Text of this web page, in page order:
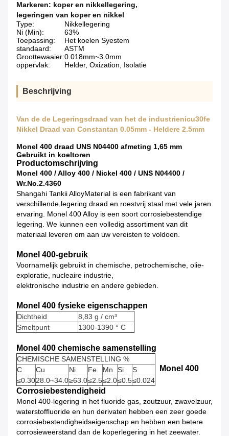
Markeren: koper en nikkellegering,
legeringen van koper en nikkel
Type:
Nikkellegering
Ni (Min):
63%
Toepassing:
Het koelen Syestem
standaard:
ASTM
Groottewaaier:0.018mm~3.0mm
oppervlak:
Helder, Oxization, Isolatie
Beschrijving
Van de de Legeringsdraad van het de industrienicu30fe
Nikkel Draad van Constantan 0.05mm - Heldere 2.5mm
Monel 400 draad UNS N04400 afmeting 1,65 mm
Gebruikt in koeltoren
Productomschrijving
Monel 400 / Alloy 400 / Nickel 400 / UNS N04400 /
Wr.No.2.4360
Shangahi Tankii AlloyMaterial is een fabrikant van
verschillende legering draad en roestvrij staal met vele jaren
ervaring. Monel 400 Alloy is een soort corrosiebestendige
legering. We kunnen een volledig assortiment van dit
materiaal leveren om aan uw vereisten te voldoen.
Monel 400-gebruik
Voornamelijk gebruikt in chemische, petrochemische, olie-
exploratie, nucleaire industrie,
elektronische industrie en andere gebieden.
Monel 400 fysieke eigenschappen
Dichtheid 8,83 g / cm³
Smeltpunt
1300-1390 ° C
Monel 400 chemische samenstelling
CHEMISCHE SAMENSTELLING %
C
Cu Ni Fe Mn Si
S
≤0.3028.0~34.0≥63.0≤2.5≤2.0≤0.5≤0.024
Monel 400
Corrosiebestendigheid
Monel 400-legering in het fluoride gas, zoutzuur, zwavelzuur,
waterstoffluoride en hun derivaten hebben een zeer goede
corrosiebestendigheidseigenschap en hebben een betere
corrosieweerstand dan de koperlegering in het zeewater.